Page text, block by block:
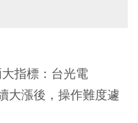
指標：台光電
大漲後，操作難度遽